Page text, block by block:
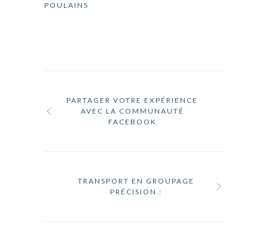
POULAINS
PARTAGER VOTRE EXPÉRIENCE
AVEC LA COMMUNAUTÉ
FACEBOOK
TRANSPORT EN GROUPAGE
PRÉCISION :